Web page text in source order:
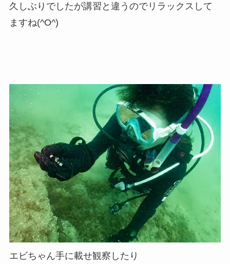
久しぶりでしたが講習と違うのでリラックスして
ますね(^O^)
エビちゃん手に載せ観察したり